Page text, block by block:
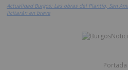
Actualidad Burgos: Las obras del Plantío, San
licitarán en breve
Portada